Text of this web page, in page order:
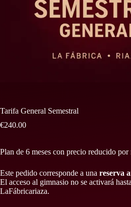
Tarifa General Semestral
€240.00
Plan de 6 meses con precio reducido por
Este pedido corresponde a una reserva
El acceso al gimnasio no se activará
LaFábricariaza.